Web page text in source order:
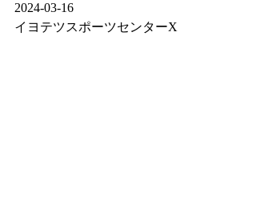
2024-03-16
イヨテツスポーツセンターX